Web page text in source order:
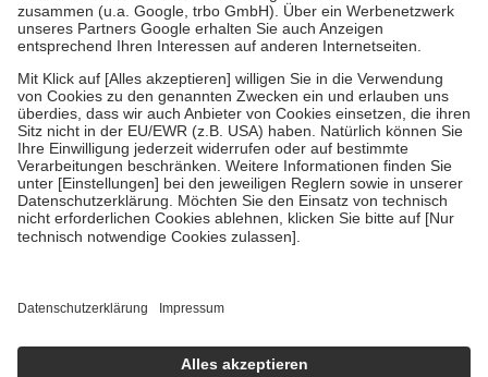
Verordnung.
Um das Engagement der Versicherten für ihre eigene Gesundheit zu
stärken und die besondere Stellung der Familie zu unterstützen,
fallenkeine Zuzahlungenan bei:
• Kindern und Jugendlichen bis zum vollendeten 18. Lebensjahr
mit Ausnahme der Fahrkosten
• Untersuchungen zur Vorsorge und Früherkennung, die von der
GKV getragen werden
• empfohlenen Schutzimpfungen
• Harn- und Blutteststreifen
getroffen, um sicherzustellen, dass es sich um echte Bewertungen
https://help.etrusted.com/hc/de/articles/4419944605341